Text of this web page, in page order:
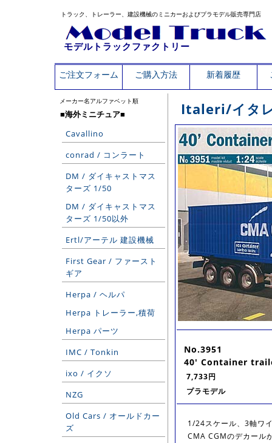
トラック、トレーラー、建設機械のミニカーおよびプラモデル販売専門店
モデルトラックファクトリー
ご注文フォーム ご購入方法 新着履歴
メーカー名アルファベット順
■海外ミニチュア■
Cavallino
conrad / コンラート
DM / ダイキャストマス
ターズ 1/50
DM / ダイキャストマス
ターズ 1/50以外
Ertl/アーテル 建設機械
First Gear / ファースト
ギア
Herpa / ヘルパ
Herpa トレーラー,積荷
Herpa パーツ
IMC / Tonkin
ixo / イクソ
NZG
Old Cars / オールドカー
ズ
Italeri/イタ
No.3951
40' Container
7,733円
プラモデル
1/24スケール、3軸ワ
CMA CGMのデカール